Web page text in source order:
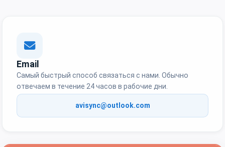
Email
Самый быстрый способ связаться с нами. Обычно
отвечаем в течение 24 часов в рабочие дни.
avisync@outlook.com